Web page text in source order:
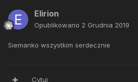
Elirion
Opublikowano 2 Grudnia 2019
Siemanko wszystkim serdecznie
Cytuj